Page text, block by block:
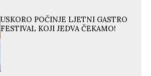
USKORO POČINJE LJETNI GASTRO
FESTIVAL KOJI JEDVA ČEKAMO!